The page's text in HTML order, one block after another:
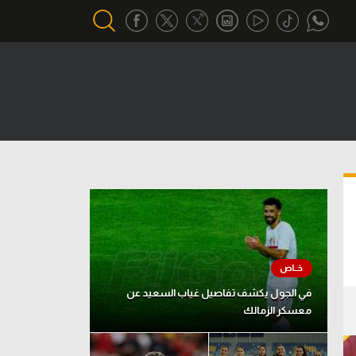
تحقيق في الجول
تقرير في الجول
تحليل في الجول
حكايات في الجول
كويز في الجول
فيديو في الجول
في الجول يكشف تفاصيل غياب السعيد عن
معسكر الزمالك